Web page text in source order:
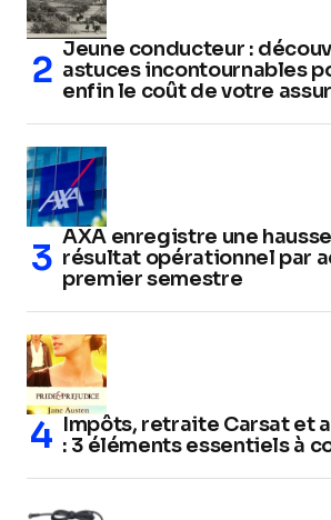
Jeune conducteur :
astuces incontournables
enfin le coût de votre
AXA enregistre une
résultat opérationnel par
premier semestre
Impôts, retraite Carsat et
: 3 éléments essentiels à